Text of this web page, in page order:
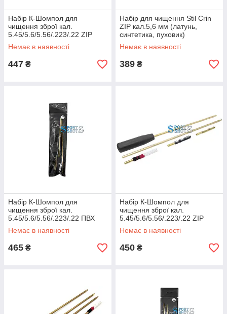
Набір К-Шомпол для
чищення зброї кал.
5.45/5.6/5.56/.223/.22 ZIP
(синтетика, латунь, вішер)
05036
Немає в наявності
447 ₴
Набір для чищення Stil Crin
ZIP кал.5,6 мм (латунь,
синтетика, пуховик)
Немає в наявності
389 ₴
Набір К-Шомпол для
чищення зброї кал.
5.45/5.6/5.56/.223/.22 ПВХ
(синтетика, латунь, вішер)
05034
Немає в наявності
465 ₴
Набір К-Шомпол для
чищення зброї кал.
5.45/5.6/5.56/.223/.22 ZIP
(синтетика, латунь, пуховик)
05014
Немає в наявності
450 ₴